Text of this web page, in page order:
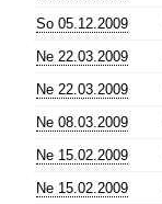
So 05.12.2009
Ne 22.03.2009
Ne 22.03.2009
Ne 08.03.2009
Ne 15.02.2009
Ne 15.02.2009